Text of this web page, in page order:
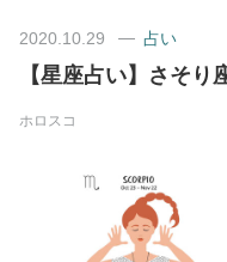
美容/健康
妊娠/出産/家族
2020.10.29 占い
【星座占い】さそ
ホロスコ